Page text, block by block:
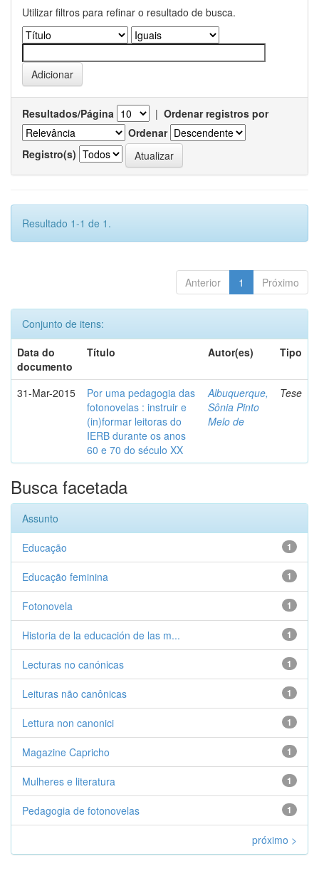
Utilizar filtros para refinar o resultado de busca.
Resultados/Página | Ordenar registros por
Ordenar
Registro(s)
Resultado 1-1 de 1.
Anterior 1 Próximo
Conjunto de itens:
Data do
documento
Título Autor(es) Tipo
31-Mar-2015
Por uma pedagogia das
fotonovelas : instruir e
(in)formar leitoras do
IERB durante os anos
60 e 70 do século XX
Albuquerque,
Sônia Pinto
Melo de
Tese
Busca facetada
Assunto
1
Educação
1
Educação feminina
1
Fotonovela
1
Historia de la educación de las m...
1
Lecturas no canónicas
1
Leituras não canônicas
1
Lettura non canonici
1
Magazine Capricho
1
Mulheres e literatura
1
Pedagogia de fotonovelas
próximo >